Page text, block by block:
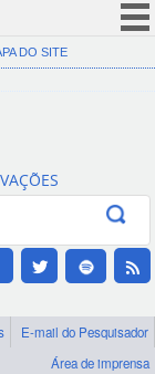
(COVID-19)
Canais
DO SITE
E-mail do Pesquisador
Área de imprensa